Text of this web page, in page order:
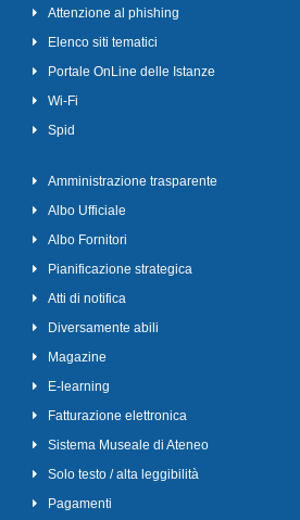
Attenzione al phishing
Elenco siti tematici
Portale OnLine delle Istanze
Wi-Fi
Spid
Amministrazione trasparente
Albo Ufficiale
Albo Fornitori
Pianificazione strategica
Atti di notifica
Diversamente abili
Magazine
E-learning
Fatturazione elettronica
Sistema Museale di Ateneo
Solo testo / alta leggibilità
Pagamenti